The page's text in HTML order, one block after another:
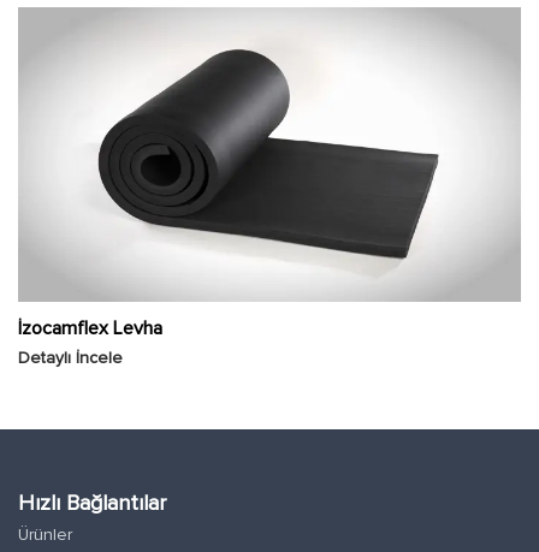
İzocamflex Levha
Detaylı İncele
Hızlı Bağlantılar
Ürünler